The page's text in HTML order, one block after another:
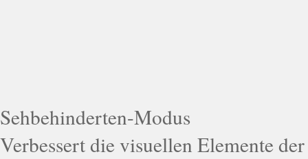
Sehbehinderten-Modus
Verbessert die visuellen Elemente